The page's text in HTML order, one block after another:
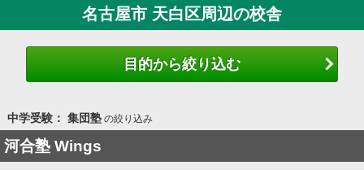
名古屋市 天白区周辺の校舎
目的から絞り込む
中学受験： 集団塾の絞り込み
河合塾 Wings